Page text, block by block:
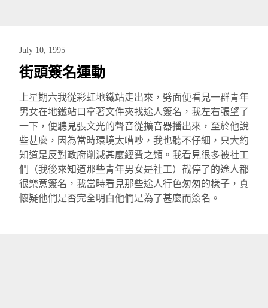
July 10, 1995
街頭簽名運動
上星期六我從彩虹地鐵站走出來，劈面便看見一群青年
男女在地鐵站口拿著文件夾找途人簽名，我左右張望了
一下，便聽見張文光的聲音從擴音器播出來，至於他說
些甚麼，因為當時環境太嘈吵，我也聽不仔細，只大約
知道是反對政府削減甚麼經費之類。我看見很多被社工
們（我後來知道那些青年男女是社工）截停了的途人都
很樂意簽名，我當時看見那些途人行色匆匆的樣子，真
懷疑他們是否完全明白他們是為了甚麼而簽名。